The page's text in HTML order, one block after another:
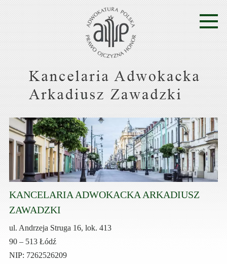
KANCELARIA ADWOKACKA ARKADIUSZ
ZAWADZKI
ul. Andrzeja Struga 16, lok. 413
90 – 513 Łódź
NIP: 7262526209